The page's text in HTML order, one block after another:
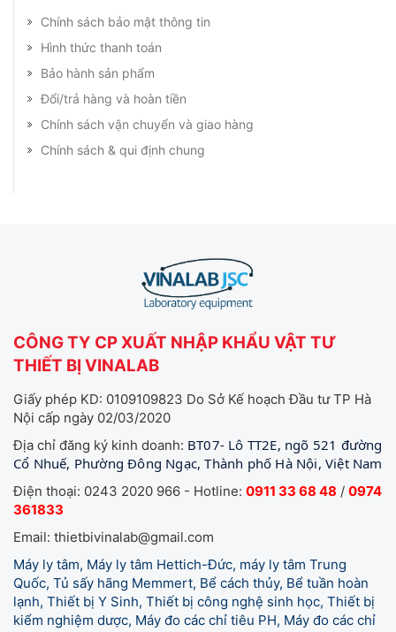
Chính sách bảo mật thông tin
Hình thức thanh toán
Bảo hành sản phẩm
Đổi/trả hàng và hoàn tiền
Chính sách vận chuyển và giao hàng
Chính sách & qui định chung
CÔNG TY CP XUẤT NHẬP KHẨU VẬT TƯ
THIẾT BỊ VINALAB
Giấy phép KD: 0109109823 Do Sở Kế hoạch Đầu tư TP Hà
Nội cấp ngày 02/03/2020
Địa chỉ đăng ký kinh doanh: BT07- Lô TT2E, ngõ 521 đường
Cổ Nhuế, Phường Đông Ngạc, Thành phố Hà Nội, Việt Nam
Điện thoại: 0243 2020 966 - Hotline: 0911 33 68 48 / 0974
361833
Email: thietbivinalab@gmail.com
Máy ly tâm, Máy ly tâm Hettich-Đức, máy ly tâm Trung
Quốc, Tủ sấy hãng Memmert, Bể cách thủy, Bể tuần hoàn
lạnh, Thiết bị Y Sinh, Thiết bị công nghệ sinh học, Thiết bị
kiểm nghiệm dược, Máy đo các chỉ tiêu PH, Máy đo các chỉ